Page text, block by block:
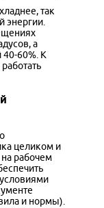
так
энергии.
а
40-60%. К
целиком и
на рабочем
и нормы).